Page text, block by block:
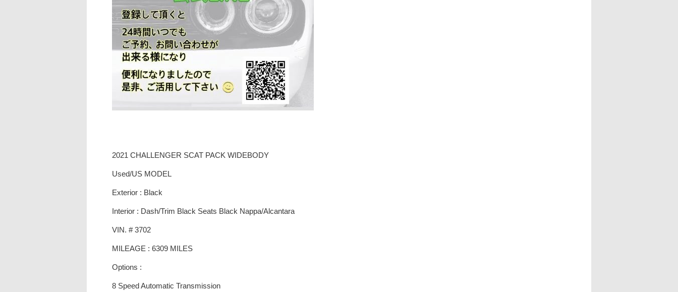
2021 CHALLENGER SCAT PACK WIDEBODY
Used/US MODEL
Exterior : Black
Interior : Dash/Trim Black Seats Black Nappa/Alcantara
VIN. # 3702
MILEAGE : 6309 MILES
Options :
8 Speed Automatic Transmission